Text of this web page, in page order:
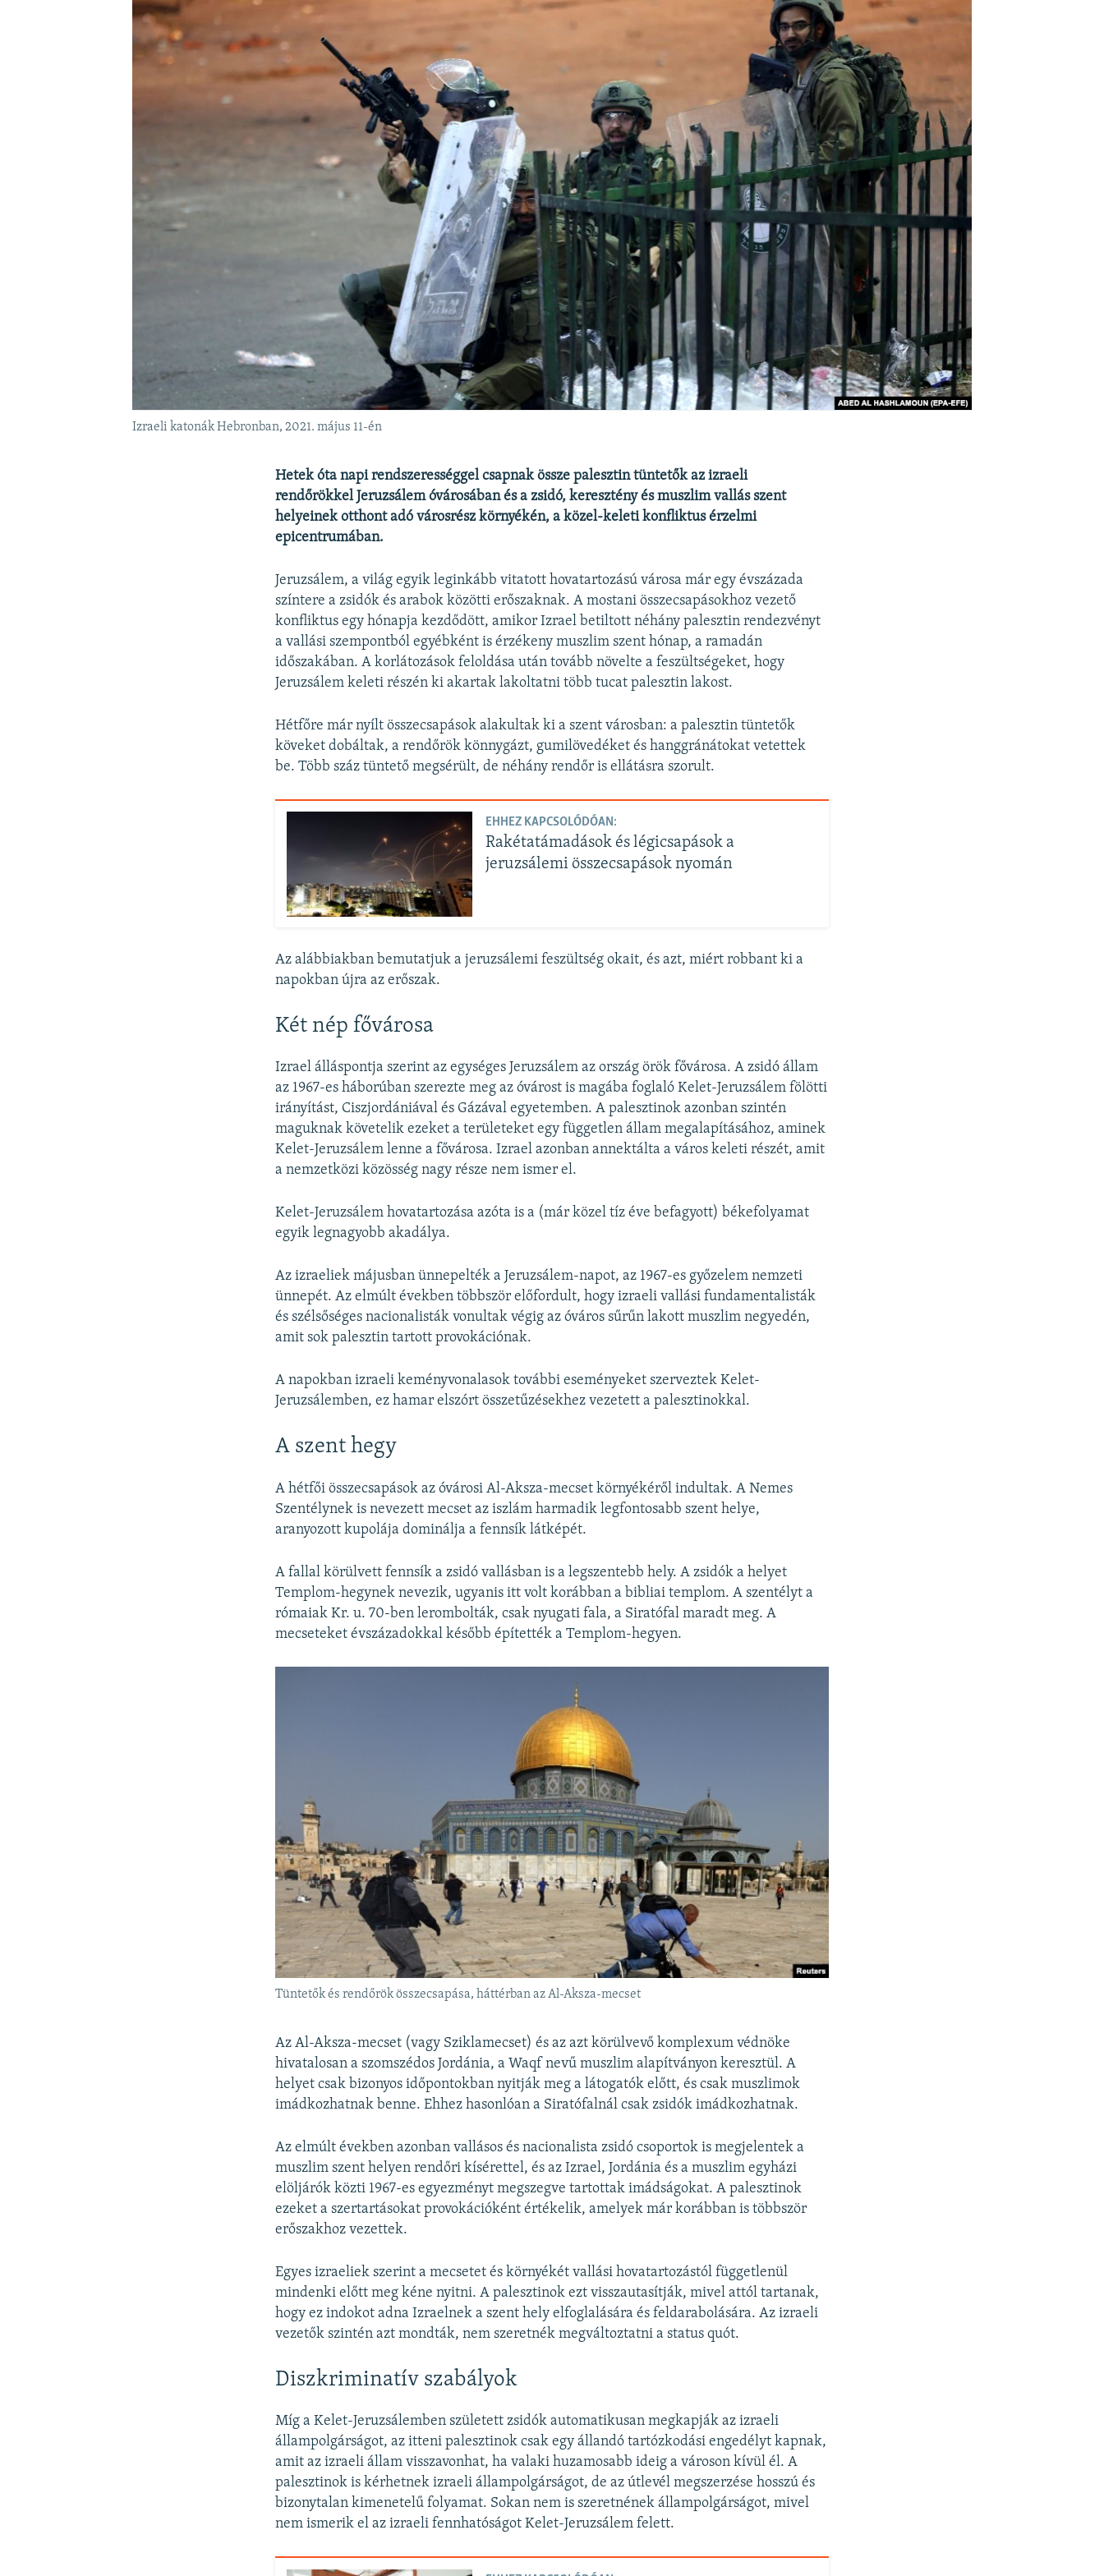
Izraeli katonák Hebronban, 2021. május 11-én
Hetek óta napi rendszerességgel csapnak össze palesztin tüntetők az izraeli
rendőrökkel Jeruzsálem óvárosában és a zsidó, keresztény és muszlim vallás szent
helyeinek otthont adó városrész környékén, a közel-keleti konfliktus érzelmi
epicentrumában.
Jeruzsálem, a világ egyik leginkább vitatott hovatartozású városa már egy évszázada
színtere a zsidók és arabok közötti erőszaknak. A mostani összecsapásokhoz vezető
konfliktus egy hónapja kezdődött, amikor Izrael betiltott néhány palesztin rendezvényt
a vallási szempontból egyébként is érzékeny muszlim szent hónap, a ramadán
időszakában. A korlátozások feloldása után tovább növelte a feszültségeket, hogy
Jeruzsálem keleti részén ki akartak lakoltatni több tucat palesztin lakost.
Hétfőre már nyílt összecsapások alakultak ki a szent városban: a palesztin tüntetők
köveket dobáltak, a rendőrök könnygázt, gumilövedéket és hanggránátokat vetettek
be. Több száz tüntető megsérült, de néhány rendőr is ellátásra szorult.
EHHEZ KAPCSOLÓDÓAN:
Rakétatámadások és légicsapások a
jeruzsálemi összecsapások nyomán
Az alábbiakban bemutatjuk a jeruzsálemi feszültség okait, és azt, miért robbant ki a
napokban újra az erőszak.
Két nép fővárosa
Izrael álláspontja szerint az egységes Jeruzsálem az ország örök fővárosa. A zsidó állam
az 1967-es háborúban szerezte meg az óvárost is magába foglaló Kelet-Jeruzsálem fölötti
irányítást, Ciszjordániával és Gázával egyetemben. A palesztinok azonban szintén
maguknak követelik ezeket a területeket egy független állam megalapításához, aminek
Kelet-Jeruzsálem lenne a fővárosa. Izrael azonban annektálta a város keleti részét, amit
a nemzetközi közösség nagy része nem ismer el.
Kelet-Jeruzsálem hovatartozása azóta is a (már közel tíz éve befagyott) békefolyamat
egyik legnagyobb akadálya.
Az izraeliek májusban ünnepelték a Jeruzsálem-napot, az 1967-es győzelem nemzeti
ünnepét. Az elmúlt években többször előfordult, hogy izraeli vallási fundamentalisták
és szélsőséges nacionalisták vonultak végig az óváros sűrűn lakott muszlim negyedén,
amit sok palesztin tartott provokációnak.
A napokban izraeli keményvonalasok további eseményeket szerveztek Kelet-
Jeruzsálemben, ez hamar elszórt összetűzésekhez vezetett a palesztinokkal.
A szent hegy
A hétfői összecsapások az óvárosi Al-Aksza-mecset környékéről indultak. A Nemes
Szentélynek is nevezett mecset az iszlám harmadik legfontosabb szent helye,
aranyozott kupolája dominálja a fennsík látképét.
A fallal körülvett fennsík a zsidó vallásban is a legszentebb hely. A zsidók a helyet
Templom-hegynek nevezik, ugyanis itt volt korábban a bibliai templom. A szentélyt a
rómaiak Kr. u. 70-ben lerombolták, csak nyugati fala, a Siratófal maradt meg. A
mecseteket évszázadokkal később építették a Templom-hegyen.
Tüntetők és rendőrök összecsapása, háttérban az Al-Aksza-mecset
Az Al-Aksza-mecset (vagy Sziklamecset) és az azt körülvevő komplexum védnöke
hivatalosan a szomszédos Jordánia, a Waqf nevű muszlim alapítványon keresztül. A
helyet csak bizonyos időpontokban nyitják meg a látogatók előtt, és csak muszlimok
imádkozhatnak benne. Ehhez hasonlóan a Siratófalnál csak zsidók imádkozhatnak.
Az elmúlt években azonban vallásos és nacionalista zsidó csoportok is megjelentek a
muszlim szent helyen rendőri kísérettel, és az Izrael, Jordánia és a muszlim egyházi
elöljárók közti 1967-es egyezményt megszegve tartottak imádságokat. A palesztinok
ezeket a szertartásokat provokációként értékelik, amelyek már korábban is többször
erőszakhoz vezettek.
Egyes izraeliek szerint a mecsetet és környékét vallási hovatartozástól függetlenül
mindenki előtt meg kéne nyitni. A palesztinok ezt visszautasítják, mivel attól tartanak,
hogy ez indokot adna Izraelnek a szent hely elfoglalására és feldarabolására. Az izraeli
vezetők szintén azt mondták, nem szeretnék megváltoztatni a status quót.
Diszkriminatív szabályok
Míg a Kelet-Jeruzsálemben született zsidók automatikusan megkapják az izraeli
állampolgárságot, az itteni palesztinok csak egy állandó tartózkodási engedélyt kapnak,
amit az izraeli állam visszavonhat, ha valaki huzamosabb ideig a városon kívül él. A
palesztinok is kérhetnek izraeli állampolgárságot, de az útlevél megszerzése hosszú és
bizonytalan kimenetelű folyamat. Sokan nem is szeretnének állampolgárságot, mivel
nem ismerik el az izraeli fennhatóságot Kelet-Jeruzsálem felett.